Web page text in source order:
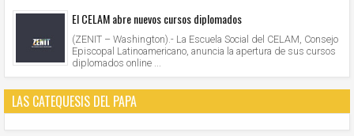
El CELAM abre nuevos cursos diplomados
(ZENIT – Washington).- La Escuela Social del CELAM, Consejo
Episcopal Latinoamericano, anuncia la apertura de sus cursos
diplomados online ...
LAS CATEQUESIS DEL PAPA